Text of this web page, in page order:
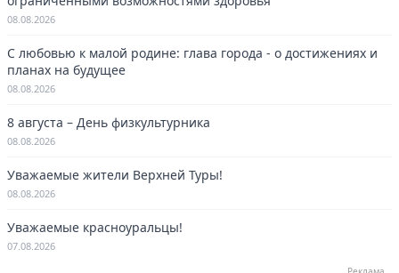
08.08.2026
С любовью к малой родине: глава города - о достижениях и
планах на будущее
08.08.2026
8 августа – День физкультурника
08.08.2026
Уважаемые жители Верхней Туры!
08.08.2026
Уважаемые красноуральцы!
07.08.2026